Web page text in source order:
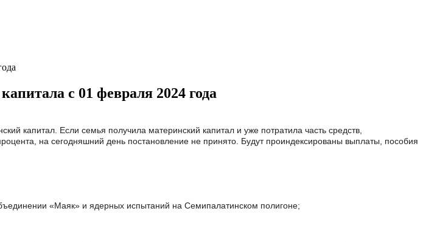
с 01 февраля 2024 года
капитал. Если семья получила материнский капитал и уже потратила часть средств,
на сегодняшний день постановление не принято. Будут проиндексированы выплаты, пособия
«Маяк» и ядерных испытаний на Семипалатинском полигоне;